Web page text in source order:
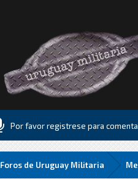
Por favor registrese para
Foros de Uruguay Militaria